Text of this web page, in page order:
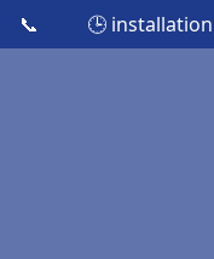
📞 🕒